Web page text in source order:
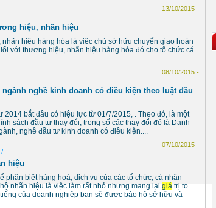
13/10/2015 -
hiệu, nhãn hiệu
hiệu hàng hóa là việc chủ sở hữu chuyển giao hoàn
với thương hiệu, nhãn hiệu hàng hóa đó cho tổ chức cá
08/10/2015 -
nghề kinh doanh có điều kiện theo luật đầu
2014 bắt đầu có hiệu lực từ 01/7/2015, . Theo đó, là một
sách đầu tư thay đổi, trong số các thay đổi đó là Danh
nghề đầu tư kinh doanh có điều kiện....
07/10/2015 -
hiệu
phân biệt hàng hoá, dịch vụ của các tổ chức, cá nhân
nhãn hiệu là việc làm rất nhỏ nhưng mang lại giá trị to
của doanh nghiệp bạn sẽ được bảo hộ sở hữu và